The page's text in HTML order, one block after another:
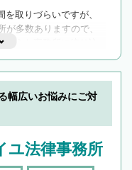
取りづらいですが、
多数ありますので、
ような事務所に絞り込
条件
幅広いお悩みにご対
ユ法律事務所